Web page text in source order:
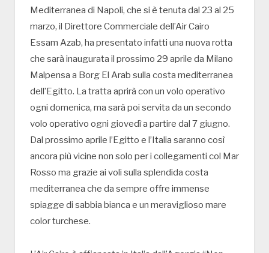
Mediterranea di Napoli, che si è tenuta dal 23 al 25
marzo, il Direttore Commerciale dell’Air Cairo
Essam Azab, ha presentato infatti una nuova rotta
che sarà inaugurata il prossimo 29 aprile da Milano
Malpensa a Borg El Arab sulla costa mediterranea
dell’Egitto. La tratta aprirà con un volo operativo
ogni domenica, ma sarà poi servita da un secondo
volo operativo ogni giovedì a partire dal 7 giugno.
Dal prossimo aprile l’Egitto e l’Italia saranno così
ancora più vicine non solo per i collegamenti col Mar
Rosso ma grazie ai voli sulla splendida costa
mediterranea che da sempre offre immense
spiagge di sabbia bianca e un meraviglioso mare
color turchese.